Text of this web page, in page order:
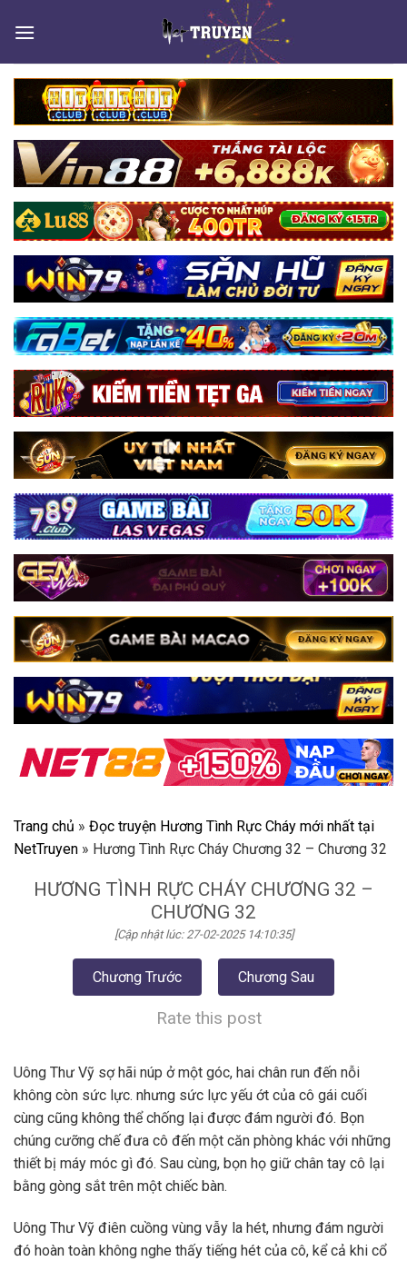
Trang chủ » Đọc truyện Hương Tình Rực Cháy mới nhất tại
NetTruyen » Hương Tình Rực Cháy Chương 32 – Chương 32
HƯƠNG TÌNH RỰC CHÁY CHƯƠNG 32 –
CHƯƠNG 32
[Cập nhật lúc: 27-02-2025 14:10:35]
Chương Trước Chương Sau
Rate this post
Uông Thư Vỹ sợ hãi núp ở một góc, hai chân run đến nỗi
không còn sức lực. nhưng sức lực yếu ớt của cô gái cuối
cùng cũng không thể chống lại được đám người đó. Bọn
chúng cưỡng chế đưa cô đến một căn phòng khác với những
thiết bị máy móc gì đó. Sau cùng, bọn họ giữ chân tay cô lại
bằng gòng sắt trên một chiếc bàn.
Uông Thư Vỹ điên cuồng vùng vẫy la hét, nhưng đám người
đó hoàn toàn không nghe thấy tiếng hét của cô, kể cả khi cổ